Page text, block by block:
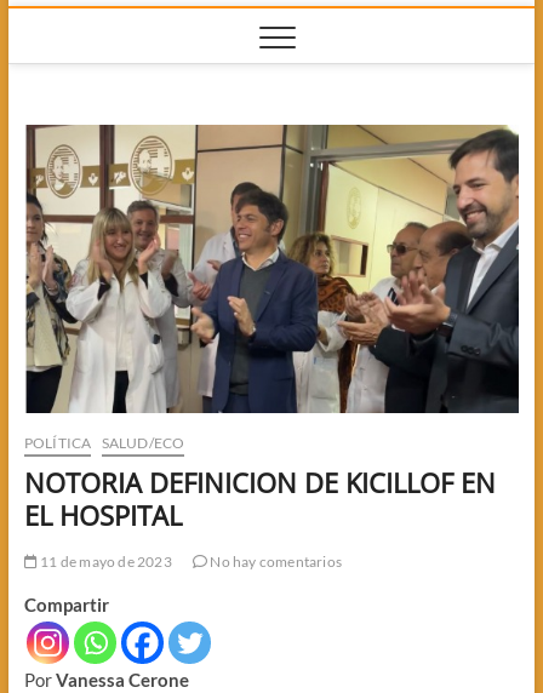
POLÍTICA SALUD/ECO
NOTORIA DEFINICION DE KICILLOF EN
EL HOSPITAL
11 de mayo de 2023 No hay comentarios
Compartir
PorVanessa Cerone